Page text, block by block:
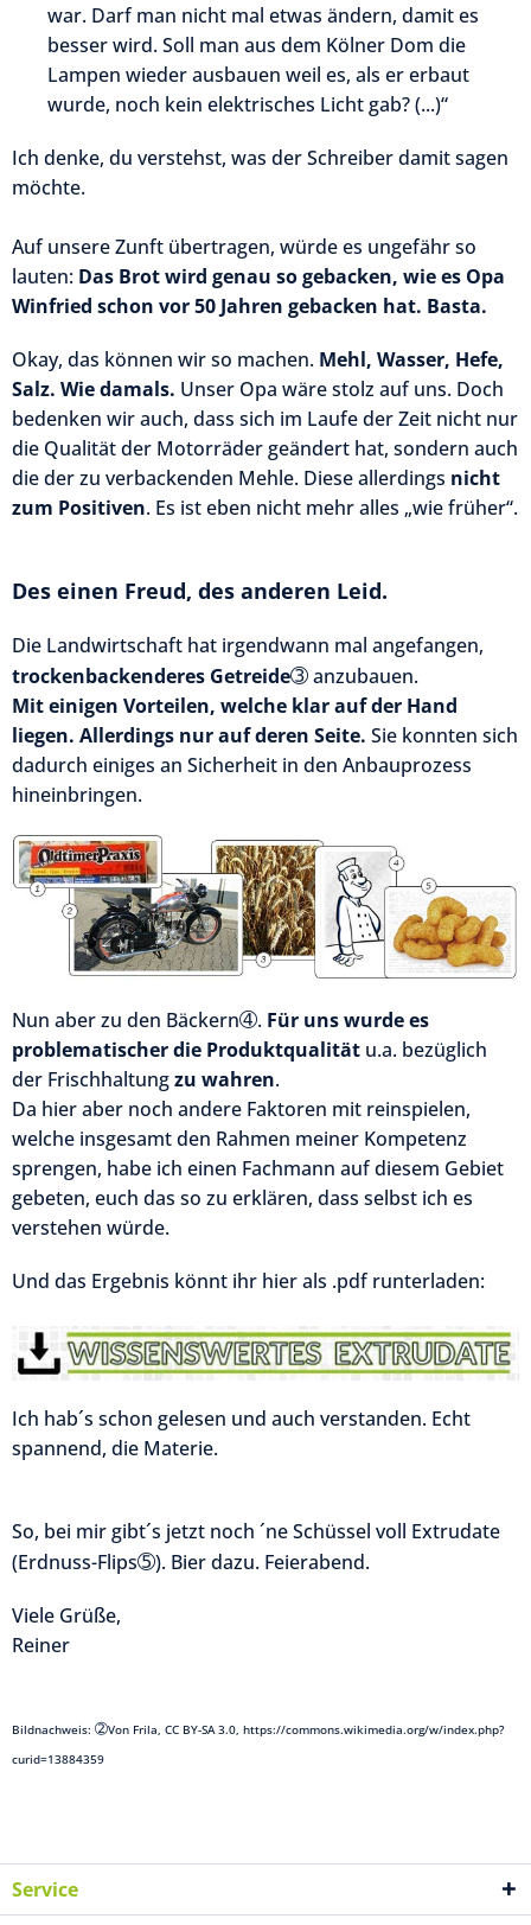
war. Darf man nicht mal etwas ändern, damit es
besser wird. Soll man aus dem Kölner Dom die
Lampen wieder ausbauen weil es, als er erbaut
wurde, noch kein elektrisches Licht gab? (...)“
Ich denke, du verstehst, was der Schreiber damit sagen
möchte.
Auf unsere Zunft übertragen, würde es ungefähr so
lauten: Das Brot wird genau so gebacken, wie es Opa
Winfried schon vor 50 Jahren gebacken hat. Basta.
Okay, das können wir so machen. Mehl, Wasser, Hefe,
Salz. Wie damals. Unser Opa wäre stolz auf uns. Doch
bedenken wir auch, dass sich im Laufe der Zeit nicht nur
die Qualität der Motorräder geändert hat, sondern auch
die der zu verbackenden Mehle. Diese allerdings nicht
zum Positiven. Es ist eben nicht mehr alles „wie früher“.
Des einen Freud, des anderen Leid.
Die Landwirtschaft hat irgendwann mal angefangen,
trockenbackenderes Getreide➂anzubauen.
Mit einigen Vorteilen, welche klar auf der Hand
liegen. Allerdings nur auf deren Seite. Sie konnten sich
dadurch einiges an Sicherheit in den Anbauprozess
hineinbringen.
Nun aber zu den Bäckern➃. Für uns wurde es
problematischer die Produktqualität u.a. bezüglich
der Frischhaltungzu wahren.
Da hier aber noch andere Faktoren mit reinspielen,
welche insgesamt den Rahmen meiner Kompetenz
sprengen, habe ich einen Fachmann auf diesem Gebiet
gebeten, euch das so zu erklären, dass selbst ich es
verstehen würde.
Und das Ergebnis könnt ihr hier als .pdfrunterladen:
Ich hab´s schon gelesen und auch verstanden. Echt
spannend, die Materie.
So, bei mir gibt´s jetzt noch ´ne Schüssel voll Extrudate
(Erdnuss-Flips➄). Bier dazu. Feierabend.
Viele Grüße,
Reiner
Bildnachweis: ➁Von Frila, CC BY-SA 3.0, https://commons.wikimedia.org/w/index.php?
curid=13884359
Service